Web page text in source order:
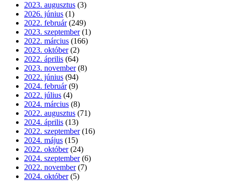
2023. augusztus (3)
2026. június (1)
2022. február (249)
2023. szeptember (1)
2022. március (166)
2023. október (2)
2022. április (64)
2023. november (8)
2022. június (94)
2024. február (9)
2022. július (4)
2024. március (8)
2022. augusztus (71)
2024. április (13)
2022. szeptember (16)
2024. május (15)
2022. október (24)
2024. szeptember (6)
2022. november (7)
2024. október (5)